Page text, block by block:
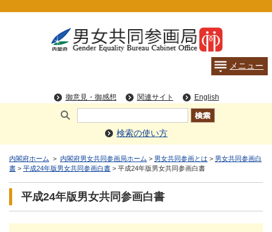
検索の使い方
内閣府ホーム > 内閣府男女共同参画局ホーム > 男女共同参画とは > 男女共同参画白
書 > 平成24年版男女共同参画白書 > 平成24年版男女共同参画白書
平成24年版男女共同参画白書